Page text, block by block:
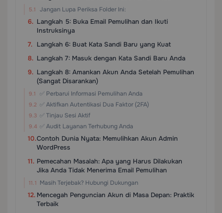
Jangan Lupa Periksa Folder Ini:
Langkah 5: Buka Email Pemulihan dan Ikuti
Instruksinya
Langkah 6: Buat Kata Sandi Baru yang Kuat
Langkah 7: Masuk dengan Kata Sandi Baru Anda
Langkah 8: Amankan Akun Anda Setelah Pemulihan
(Sangat Disarankan)
✅ Perbarui Informasi Pemulihan Anda
✅ Aktifkan Autentikasi Dua Faktor (2FA)
✅ Tinjau Sesi Aktif
✅ Audit Layanan Terhubung Anda
Contoh Dunia Nyata: Memulihkan Akun Admin
WordPress
Pemecahan Masalah: Apa yang Harus Dilakukan
Jika Anda Tidak Menerima Email Pemulihan
Masih Terjebak? Hubungi Dukungan
Mencegah Penguncian Akun di Masa Depan: Praktik
Terbaik